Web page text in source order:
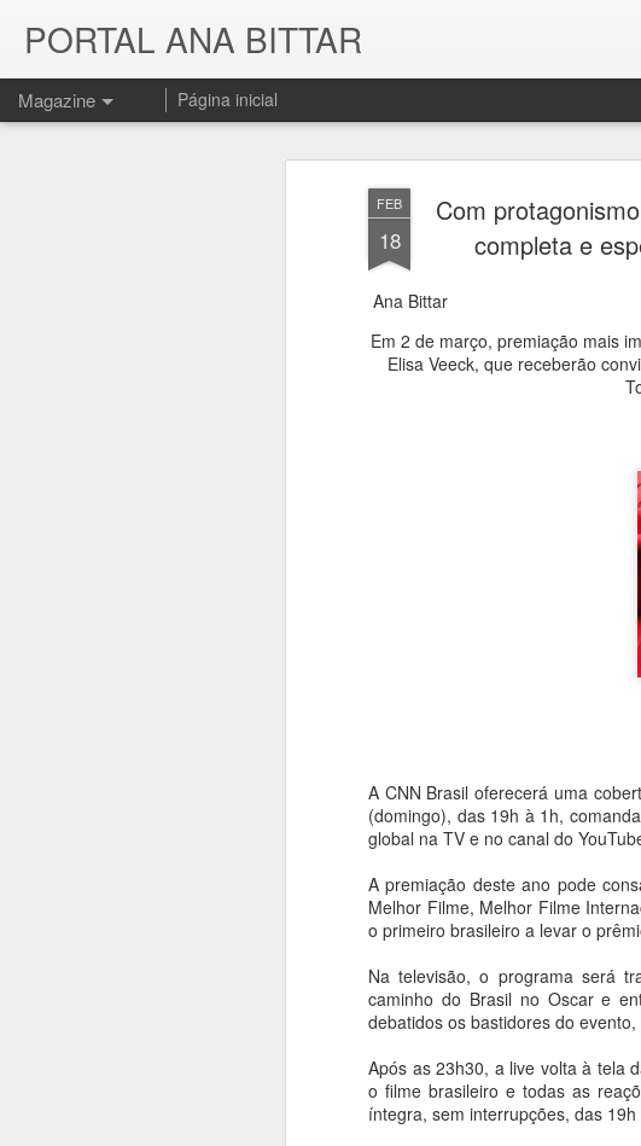
FEB
18
Com
completa e
Ana Bittar
Em 2 de março, premiação mais
Elisa Veeck, que receberão
A CNN Brasil oferecerá uma
(domingo), das 19h à 1h,
global na TV e no canal do
A premiação deste ano pode
Melhor Filme, Melhor Filme
o primeiro brasileiro a levar o
Na televisão, o programa será
caminho do Brasil no Oscar e
debatidos os bastidores do
Após as 23h30, a live volta à tela
o filme brasileiro e todas as
íntegra, sem interrupções, das 19h
PORTAL ANA BITTAR
Magazine Página inicial
Balé da Cidade de
Réquiem SP,
coreografia de
AUG
Peça
chega
Maio